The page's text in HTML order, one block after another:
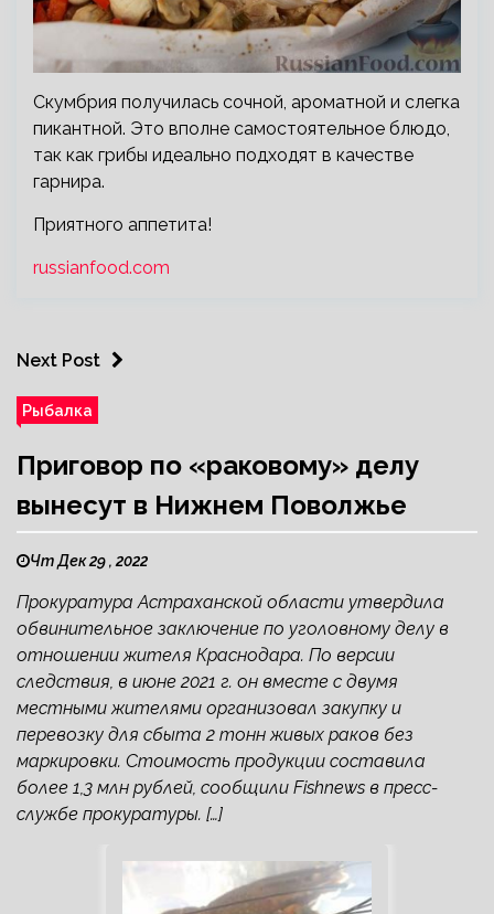
Скумбрия получилась сочной, ароматной и слегка
пикантной. Это вполне самостоятельное блюдо,
так как грибы идеально подходят в качестве
гарнира.
Приятного аппетита!
russianfood.com
Next Post
Рыбалка
Приговор по «раковому» делу
вынесут в Нижнем Поволжье
Чт Дек 29 , 2022
Прокуратура Астраханской области утвердила
обвинительное заключение по уголовному делу в
отношении жителя Краснодара. По версии
следствия, в июне 2021 г. он вместе с двумя
местными жителями организовал закупку и
перевозку для сбыта 2 тонн живых раков без
маркировки. Стоимость продукции составила
более 1,3 млн рублей, сообщили Fishnews в пресс-
службе прокуратуры. […]